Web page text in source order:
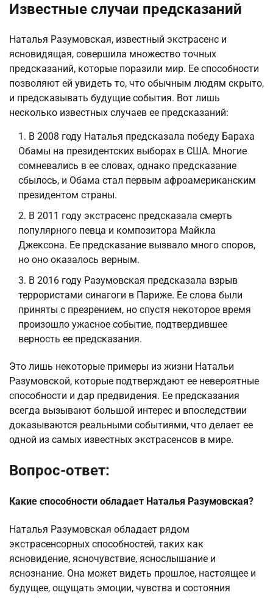
Известные случаи предсказаний
Наталья Разумовская, известный экстрасенс и
ясновидящая, совершила множество точных
предсказаний, которые поразили мир. Ее способности
позволяют ей увидеть то, что обычным людям скрыто,
и предсказывать будущие события. Вот лишь
несколько известных случаев ее предсказаний:
В 2008 году Наталья предсказала победу Бараха
Обамы на президентских выборах в США. Многие
сомневались в ее словах, однако предсказание
сбылось, и Обама стал первым афроамериканским
президентом страны.
В 2011 году экстрасенс предсказала смерть
популярного певца и композитора Майкла
Джексона. Ее предсказание вызвало много споров,
но оно оказалось верным.
В 2016 году Разумовская предсказала взрыв
террористами синагоги в Париже. Ее слова были
приняты с презрением, но спустя некоторое время
произошло ужасное событие, подтвердившее
верность ее предсказания.
Это лишь некоторые примеры из жизни Натальи
Разумовской, которые подтверждают ее невероятные
способности и дар предвидения. Ее предсказания
всегда вызывают большой интерес и впоследствии
доказываются реальными событиями, что делает ее
одной из самых известных экстрасенсов в мире.
Вопрос-ответ:
Какие способности обладает Наталья Разумовская?
Наталья Разумовская обладает рядом
экстрасенсорных способностей, таких как
ясновидение, ясночувствие, яснослышание и
яснознание. Она может видеть прошлое, настоящее и
будущее, ощущать эмоции, чувства и состояния